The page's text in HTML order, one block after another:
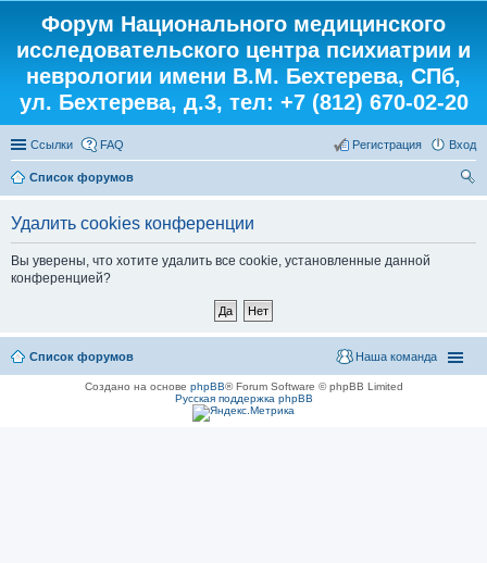
Форум Национального медицинского
исследовательского центра психиатрии и
неврологии имени В.М. Бехтерева, СПб,
ул. Бехтерева, д.3, тел: +7 (812) 670-02-20
Ссылки FAQ Вход
Регистрация
Список форумов
Удалить cookies конференции
Вы уверены, что хотите удалить все cookie, установленные данной
конференцией?
Список форумов Наша команда
Создано на основе phpBB® Forum Software © phpBB Limited
Русская поддержка phpBB